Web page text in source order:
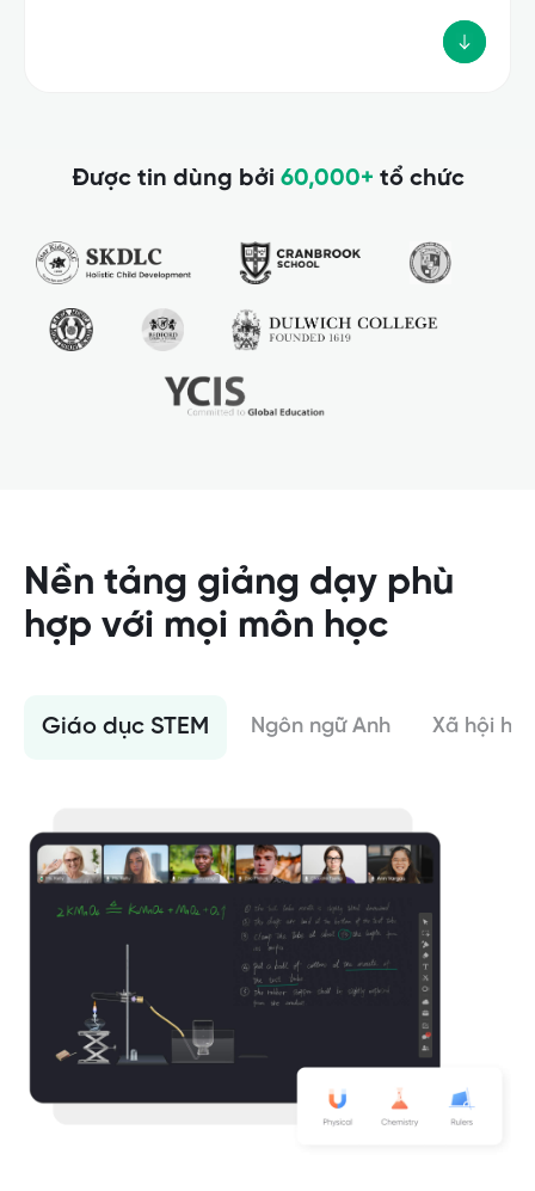
Được tin dùng bởi 60,000+ tổ chức
Nền tảng giảng dạy phù
hợp với mọi môn học
Giáo dục STEM Ngôn ngữ Anh Xã hội